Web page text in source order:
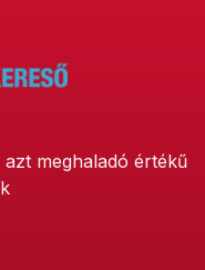
meghaladó értékű